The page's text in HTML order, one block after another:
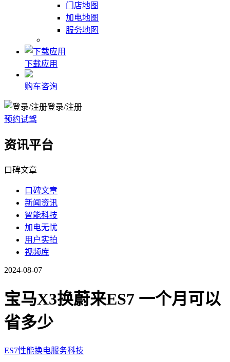
门店地图
加电地图
服务地图
下载应用
购车咨询
登录/注册
预约试驾
资讯平台
口碑文章
口碑文章
新闻资讯
智能科技
加电无忧
用户实拍
视频库
2024-08-07
宝马X3换蔚来ES7 一个月可以
省多少
ES7性能换电服务科技